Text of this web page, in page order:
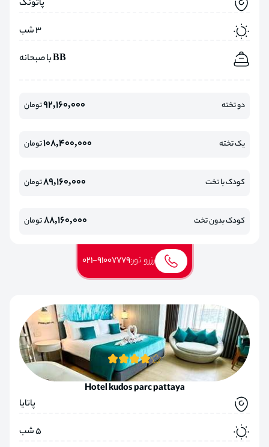
پاتونگ
3 شب
BB با صبحانه
دو تخته 92,160,000تومان
یک تخته 108,400,000تومان
کودک با تخت 89,160,000تومان
کودک بدون تخت 88,160,000تومان
رزرو تور:021-91007779
Hotel kudos parc pattaya
پاتایا
5 شب